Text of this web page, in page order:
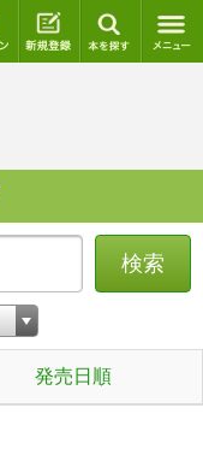
ログイン 新規登録
検索
発売日順